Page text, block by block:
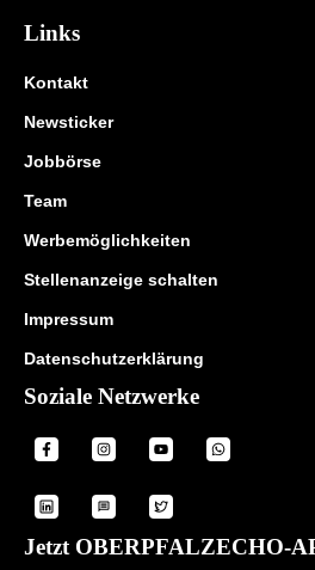
Links
Kontakt
Newsticker
Jobbörse
Team
Werbemöglichkeiten
Stellenanzeige schalten
Impressum
Datenschutzerklärung
Soziale Netzwerke
Jetzt OBERPFALZECHO-